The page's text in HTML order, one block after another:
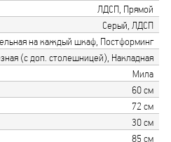
ЛДСП, Прямой
Серый, ЛДСП
на каждый шкаф, Постформинг
(с доп. столешницей), Накладная
Мила
60 см
72 см
30 см
85 см